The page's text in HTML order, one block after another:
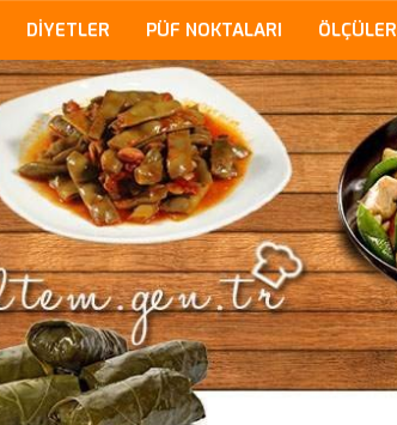
DİYETLER PÜF NOKTALARI ÖLÇÜLER